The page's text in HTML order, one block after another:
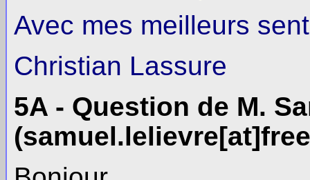
Avec mes meilleurs
Christian Lassure
5A - Question de M.